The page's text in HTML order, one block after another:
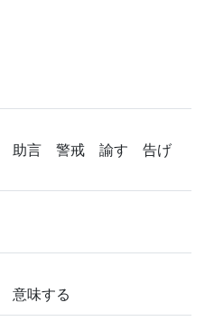
助言 警戒 諭す 告げ
味する